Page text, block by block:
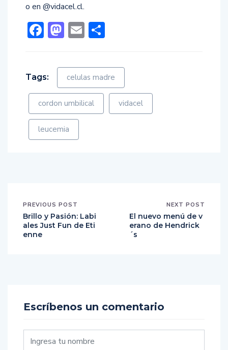
o en @vidacel.cl.
Facebook
Mastodon
Email
Tags: celulas madre
cordon umbilical vidacel
leucemia
PREVIOUS POST
Brillo y Pasión: Labi
ales Just Fun de Eti
enne
NEXT POST
El nuevo menú de v
erano de Hendrick
´s
Escríbenos un comentario